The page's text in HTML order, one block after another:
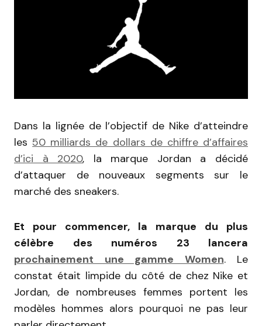
Dans la lignée de l’objectif de Nike d’atteindre
les50 milliards de dollars de chiffre d’affaires
d’ici à 2020, la marque Jordan a décidé
d’attaquer de nouveaux segments sur le
marché des sneakers.
Et pour commencer, la marque du plus
célèbre des numéros 23 lancera
prochainement une gamme Women. Le
constat était limpide du côté de chez Nike et
Jordan, de nombreuses femmes portent les
modèles hommes alors pourquoi ne pas leur